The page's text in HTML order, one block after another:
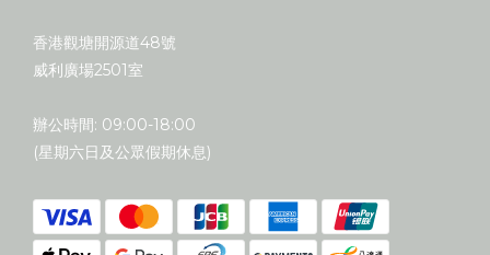
香港觀塘開源道48號
威利廣場2501室
辦公時間: 09:00-18:00
(星期六日及公眾假期休息)